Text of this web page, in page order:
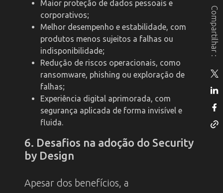
Compartilhar :
Maior proteção de dados pessoais e
corporativos;
Melhor desempenho e estabilidade, com
produtos menos sujeitos a falhas ou
indisponibilidade;
Redução de riscos operacionais, como
ransomware, phishing ou exploração de
falhas;
Experiência digital aprimorada, com
segurança aplicada de forma invisível e
fluida.
6. Desafios na adoção do Security
by Design
Apesar dos benefícios, a